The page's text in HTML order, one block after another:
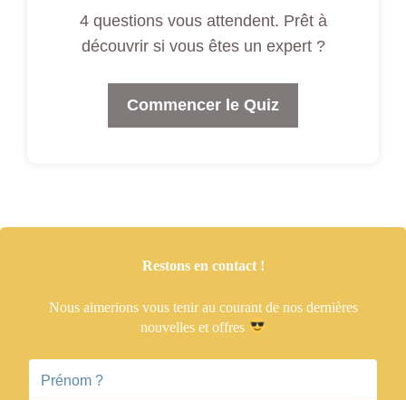
4 questions vous attendent. Prêt à
découvrir si vous êtes un expert ?
Commencer le Quiz
Restons en contact !
Nous aimerions vous tenir au courant de nos dernières
nouvelles et offres